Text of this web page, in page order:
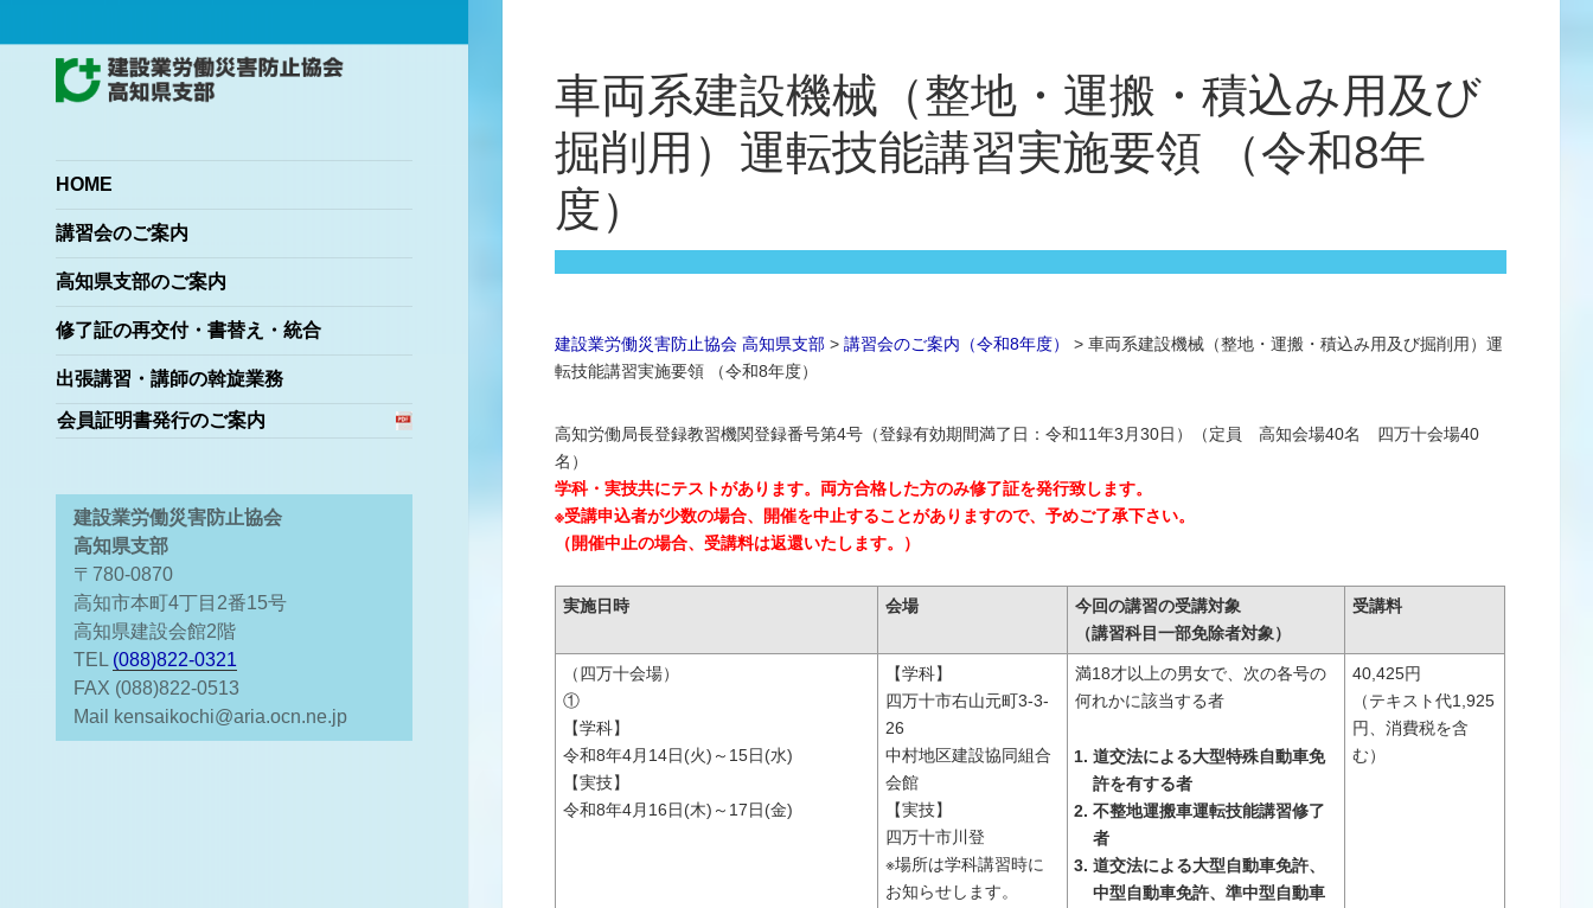
高知県支部
HOME
講習会のご案内
高知県支部のご案内
修了証の再交付・書替え・統合
出張講習・講師の斡旋業務
会員証明書発行のご案内
建設業労働災害防止協会
高知県支部
〒780-0870
高知市本町4丁目2番15号
高知県建設会館2階
TEL (088)822-0321
FAX (088)822-0513
Mail kensaikochi@aria.ocn.ne.jp
車両系建設機械（整地・運搬・積込み用及び
掘削用）運転技能講習実施要領 （令和8年
度）
建設業労働災害防止協会 高知県支部 >講習会のご案内（令和8年度） >車両系建設機械（整地・運搬・積込み用及び掘削用）運
転技能講習実施要領 （令和8年度）
高知労働局長登録教習機関登録番号第4号（登録有効期間満了日：令和11年3月30日）（定員 高知会場40名 四万十会場40
名）
学科・実技共にテストがあります。両方合格した方のみ修了証を発行致します。
※受講申込者が少数の場合、開催を中止することがありますので、予めご了承下さい。
（開催中止の場合、受講料は返還いたします。）
実施日時 会場
今回の講習の受講対象
（講習科目一部免除者対象）
受講料
（四万十会場）
①
【学科】
令和8年4月14日(火)～15日(水)
【実技】
令和8年4月16日(木)～17日(金)
【学科】
四万十市右山元町3-3-
26
中村地区建設協同組合
会館
【実技】
四万十市川登
※場所は学科講習時に
お知らせします。
満18才以上の男女で、次の各号の
何れかに該当する者
道交法による大型特殊自動車免
許を有する者
不整地運搬車運転技能講習修了
者
道交法による大型自動車免許、
中型自動車免許、準中型自動車
40,425円
（テキスト代1,925
円、消費税を含
む）